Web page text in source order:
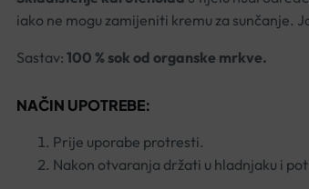
iako ne mogu zamijeniti kremu za sunčanje.
Sastav: 100 % sok od organske mrkve.
NAČIN UPOTREBE:
Prije uporabe protresti.
Nakon otvaranja držati u hladnjaku i